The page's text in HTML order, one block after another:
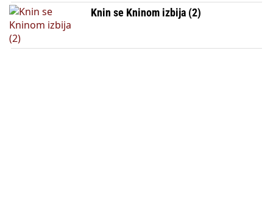
Knin se Kninom izbija (2)